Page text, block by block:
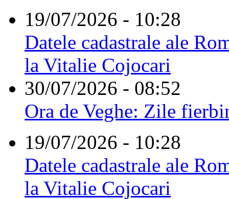
19/07/2026 - 10:28
Datele cadastrale ale
la Vitalie Cojocari
30/07/2026 - 08:52
Ora de Veghe: Zile
19/07/2026 - 10:28
Datele cadastrale ale
la Vitalie Cojocari